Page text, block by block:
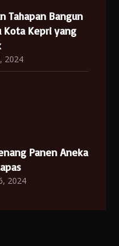
Tahapan Bangun
Kota Kepri yang
2024
Panen Aneka
2024